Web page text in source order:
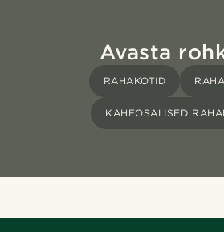
Avasta
RAHAKOTID
KAHEOSALISED